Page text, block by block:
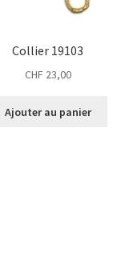
Collier 19103
CHF 23,00
Ajouter au panier